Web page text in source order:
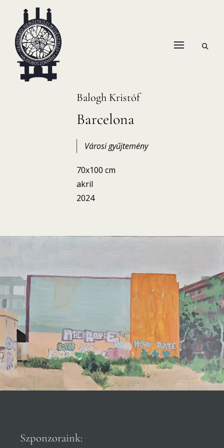
content
HANEMA – Hajdúsági Nemzetközi Művésztelep
open
Balogh Kristóf
Barcelona
Városi gyűjtemény
70x100 cm
akril
2024
Szponzoraink: